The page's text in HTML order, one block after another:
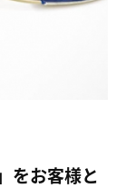
をお客様と